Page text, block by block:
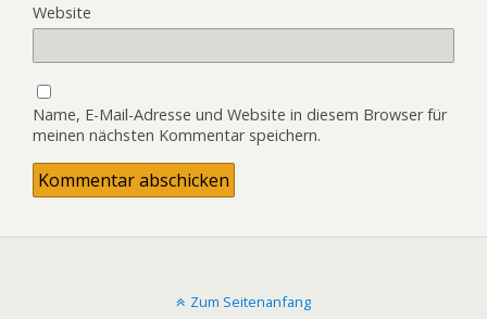
Website
Name, E-Mail-Adresse und Website in diesem Browser für
meinen nächsten Kommentar speichern.
Zum Seitenanfang